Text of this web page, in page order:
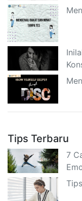
Tips Terbaru
7